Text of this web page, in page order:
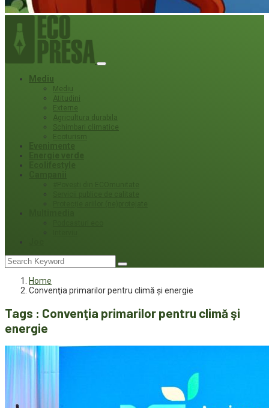
Mediu
Mediu
Atitudini
Externe
Agricultura durabila
Schimbari climatice
Ecoturism
Home
Convenţia primarilor pentru climă şi energie
Tags : Convenţia primarilor pentru climă şi
energie